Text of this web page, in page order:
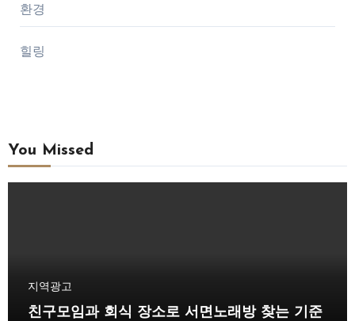
환경
힐링
You Missed
지역광고
친구모임과 회식 장소로 서면노래방 찾는 기준